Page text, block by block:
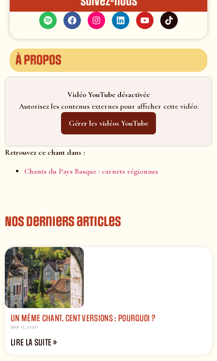
À propos
Vidéo YouTube désactivée
Autorisez les contenus externes pour afficher cette vidéo.
Gérer les vidéos YouTube
Retrouvez ce chant dans :
Chants du Pays Basque : carnets régionaux
Nos derniers articles
UN MÊME CHANT, CENT VERSIONS : POURQUOI ?
juin 9, 2026
LIRE LA SUITE »